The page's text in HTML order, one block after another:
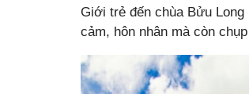
Giới trẻ đến chùa Bửu
cảm, hôn nhân mà còn